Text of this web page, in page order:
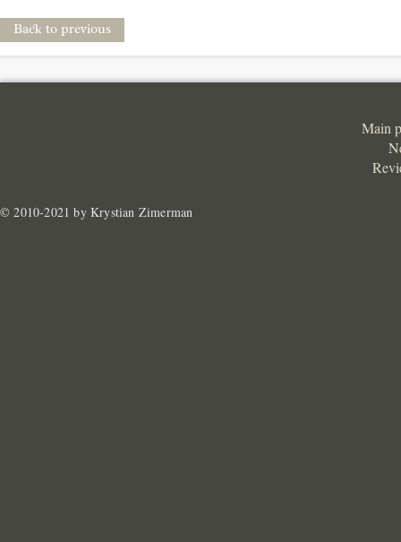
Back to previous
Main
© 2010-2021 by Krystian Zimerman